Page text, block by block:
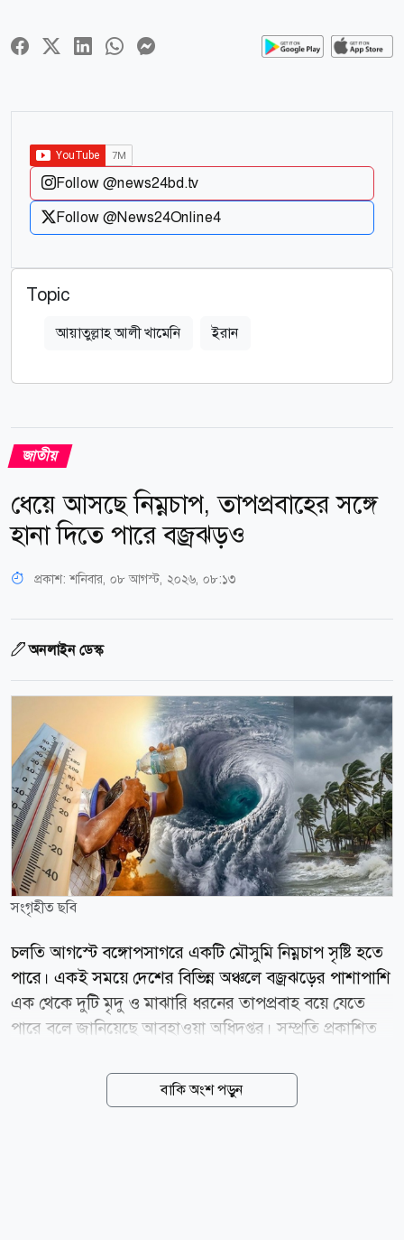
Follow @news24bd.tv
Follow @News24Online4
Topic
আয়াতুল্লাহ আলী খামেনি ইরান
জাতীয়
ধেয়ে আসছে নিম্নচাপ, তাপপ্রবাহের সঙ্গে
হানা দিতে পারে বজ্রঝড়ও
প্রকাশ:শনিবার, ০৮ আগস্ট, ২০২৬, ০৮:১৩
অনলাইন ডেস্ক
সংগৃহীত ছবি
চলতি আগস্টে বঙ্গোপসাগরে একটি মৌসুমি নিম্নচাপ সৃষ্টি হতে
পারে। একই সময়ে দেশের বিভিন্ন অঞ্চলে বজ্রঝড়ের পাশাপাশি
এক থেকে দুটি মৃদু ও মাঝারি ধরনের তাপপ্রবাহ বয়ে যেতে
পারে বলে জানিয়েছে আবহাওয়া অধিদপ্তর। সম্প্রতি প্রকাশিত
জানানো হয়েছে। আবহাওয়া অধিদপ্তর বলছে, আগস্টে দেশে
স্বাভাবিক বৃষ্টিপাতের সম্ভাবনা রয়েছে। এ মাসে বঙ্গোপসাগরে
বাকি অংশ পড়ুন